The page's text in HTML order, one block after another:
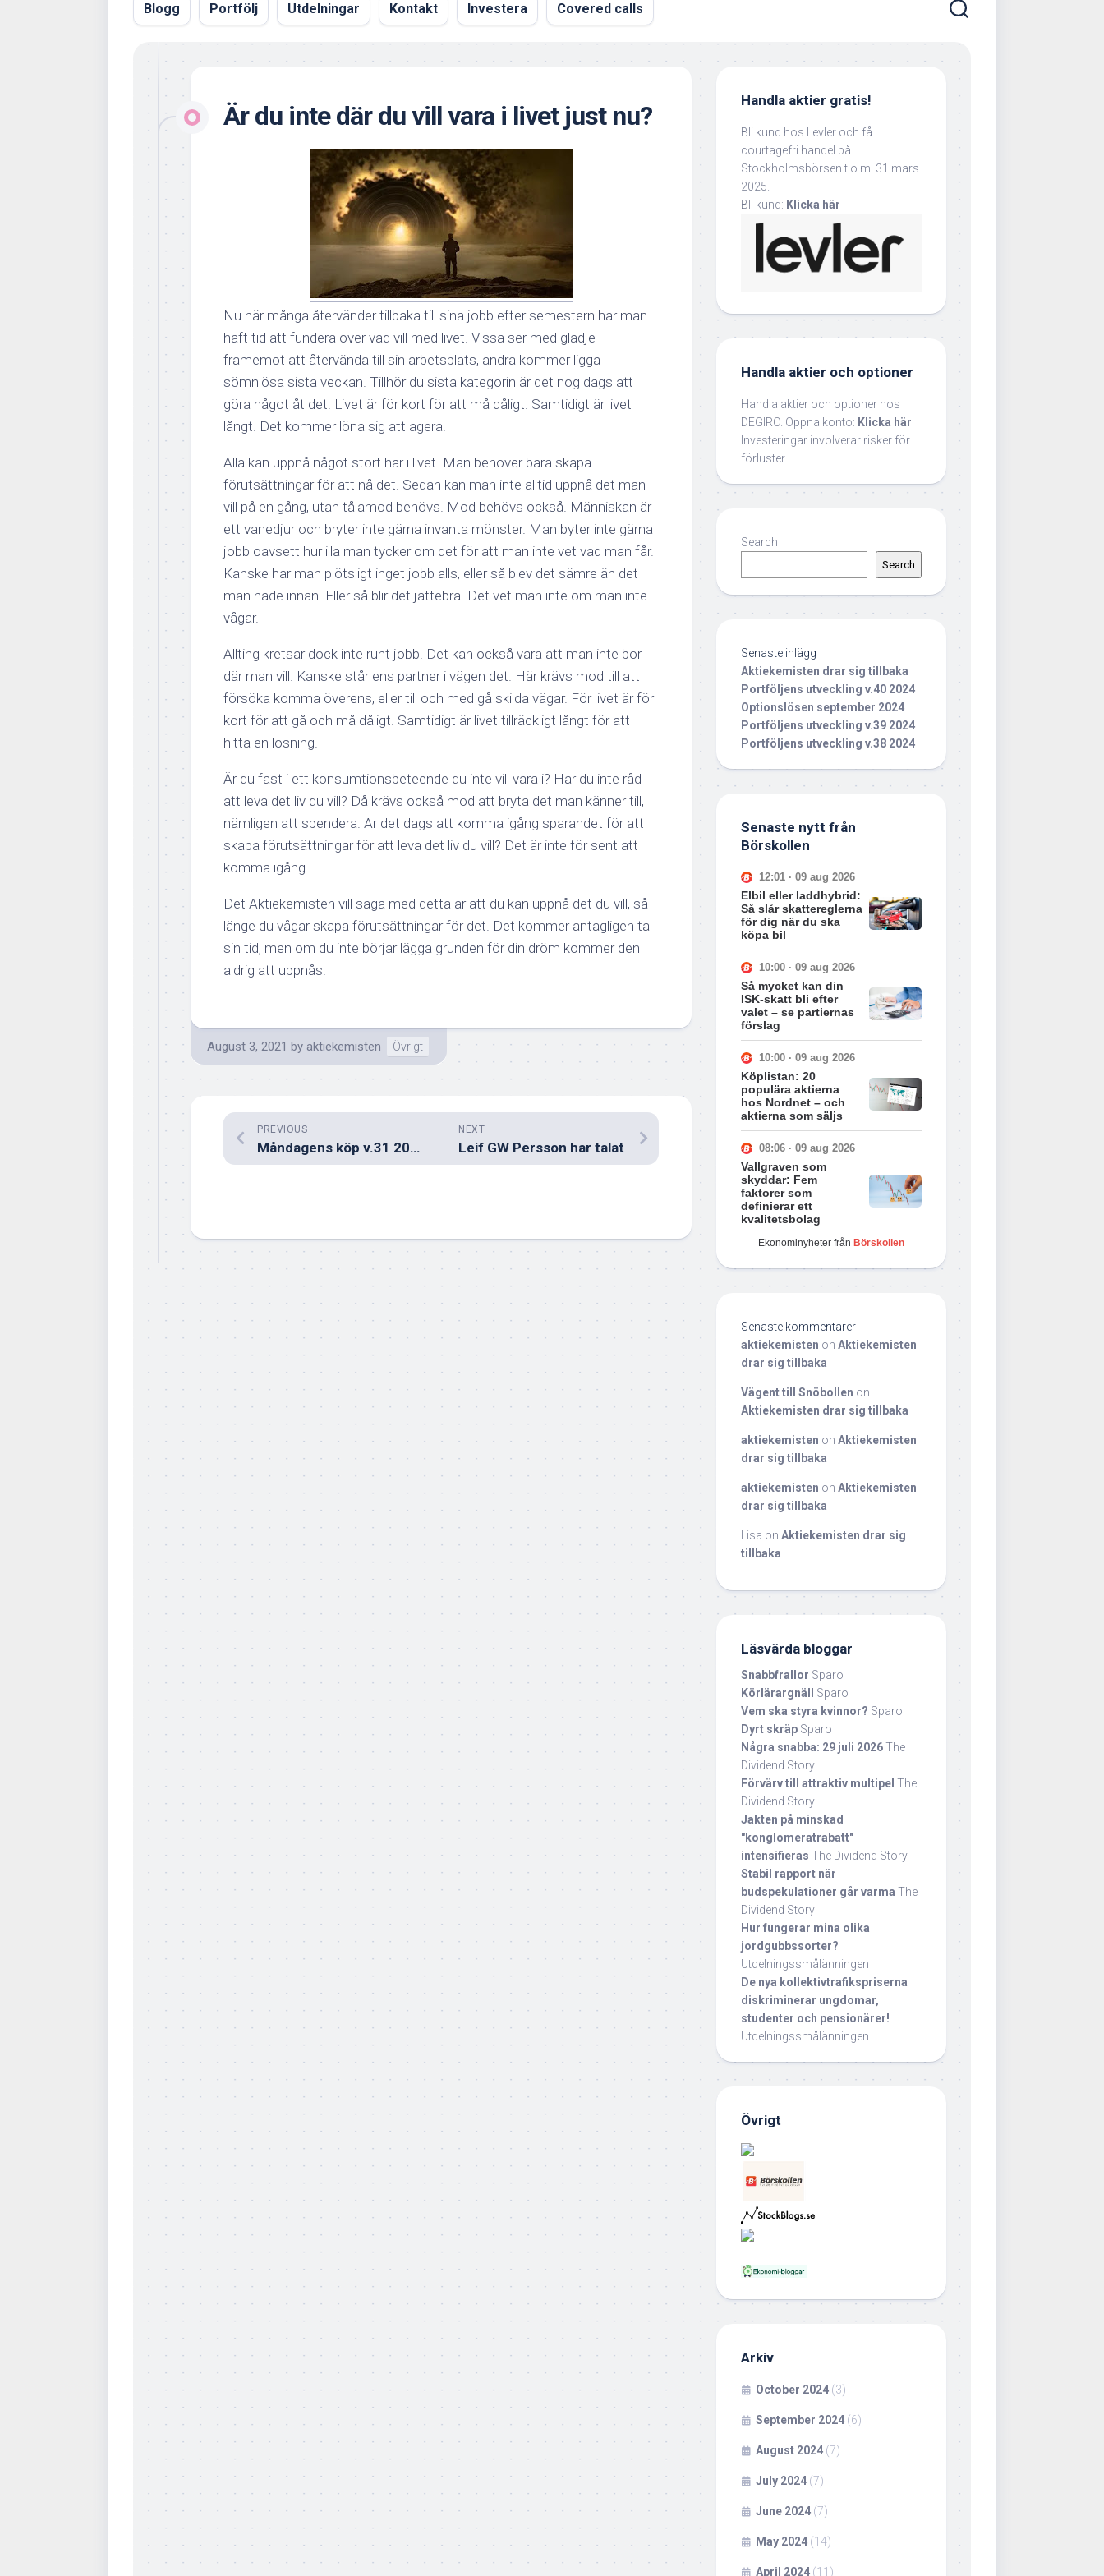
Blogg Portfölj Utdelningar Kontakt Investera Covered calls
Är du inte där du vill vara i livet just nu?
Nu när många återvänder tillbaka till sina jobb efter semestern har man
haft tid att fundera över vad vill med livet. Vissa ser med glädje
framemot att återvända till sin arbetsplats, andra kommer ligga
sömnlösa sista veckan. Tillhör du sista kategorin är det nog dags att
göra något åt det. Livet är för kort för att må dåligt. Samtidigt är livet
långt. Det kommer löna sig att agera.
Alla kan uppnå något stort här i livet. Man behöver bara skapa
förutsättningar för att nå det. Sedan kan man inte alltid uppnå det man
vill på en gång, utan tålamod behövs. Mod behövs också. Människan är
ett vanedjur och bryter inte gärna invanta mönster. Man byter inte gärna
jobb oavsett hur illa man tycker om det för att man inte vet vad man får.
Kanske har man plötsligt inget jobb alls, eller så blev det sämre än det
man hade innan. Eller så blir det jättebra. Det vet man inte om man inte
vågar.
Allting kretsar dock inte runt jobb. Det kan också vara att man inte bor
där man vill. Kanske står ens partner i vägen det. Här krävs mod till att
försöka komma överens, eller till och med gå skilda vägar. För livet är för
kort för att gå och må dåligt. Samtidigt är livet tillräckligt långt för att
hitta en lösning.
Är du fast i ett konsumtionsbeteende du inte vill vara i? Har du inte råd
att leva det liv du vill? Då krävs också mod att bryta det man känner till,
nämligen att spendera. Är det dags att komma igång sparandet för att
skapa förutsättningar för att leva det liv du vill? Det är inte för sent att
komma igång.
Det Aktiekemisten vill säga med detta är att du kan uppnå det du vill, så
länge du vågar skapa förutsättningar för det. Det kommer antagligen ta
sin tid, men om du inte börjar lägga grunden för din dröm kommer den
aldrig att uppnås.
August 3, 2021 by aktiekemisten Övrigt
NEXT
Leif GW Persson har talat
PREVIOUS
Måndagens köp v.31 2021
Handla aktier gratis!
Bli kund hos Levler och få
courtagefri handel på
Stockholmsbörsen t.o.m. 31 mars
2025.
Bli kund: Klicka här
Handla aktier och optioner
Handla aktier och optioner hos
DEGIRO. Öppna konto: Klicka här
Investeringar involverar risker för
förluster.
Search
Search
Senaste inlägg
Aktiekemisten drar sig tillbaka
Portföljens utveckling v.40 2024
Optionslösen september 2024
Portföljens utveckling v.39 2024
Portföljens utveckling v.38 2024
Senaste nytt från
Börskollen
12:01 · 09 aug 2026
Elbil eller laddhybrid:
Så slår skattereglerna
för dig när du ska
köpa bil
10:00 · 09 aug 2026
Så mycket kan din
ISK-skatt bli efter
valet – se partiernas
förslag
10:00 · 09 aug 2026
Köplistan: 20
populära aktierna
hos Nordnet – och
aktierna som säljs
08:06 · 09 aug 2026
Vallgraven som
skyddar: Fem
faktorer som
definierar ett
kvalitetsbolag
Ekonominyheter från Börskollen
Senaste kommentarer
aktiekemisten on Aktiekemisten
drar sig tillbaka
Vägent till Snöbollen on
Aktiekemisten drar sig tillbaka
aktiekemisten on Aktiekemisten
drar sig tillbaka
aktiekemisten on Aktiekemisten
drar sig tillbaka
Lisa on Aktiekemisten drar sig
tillbaka
Läsvärda bloggar
Snabbfrallor Sparo
Körlärargnäll Sparo
Vem ska styra kvinnor? Sparo
Dyrt skräp Sparo
Några snabba: 29 juli 2026The
Dividend Story
Förvärv till attraktiv multipel The
Dividend Story
Jakten på minskad
"konglomeratrabatt"
intensifieras The Dividend Story
Stabil rapport när
budspekulationer går varma The
Dividend Story
Hur fungerar mina olika
jordgubbssorter?
Utdelningssmålänningen
De nya kollektivtrafikspriserna
diskriminerar ungdomar,
studenter och pensionärer!
Utdelningssmålänningen
Övrigt
Arkiv
October 2024 (3)
September 2024 (6)
August 2024 (7)
July 2024 (7)
June 2024 (7)
May 2024 (14)
April 2024 (11)